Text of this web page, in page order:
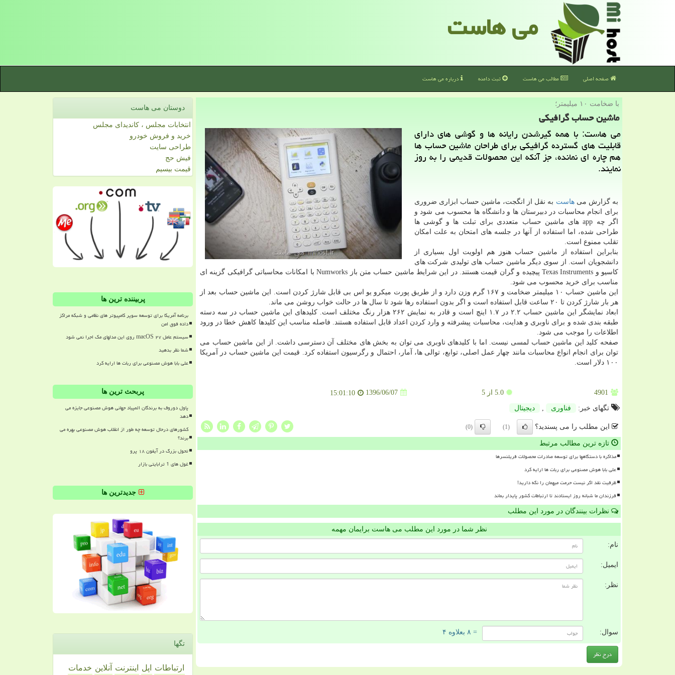
می هاست
صفحه اصلی مطالب می هاست ثبت دامنه درباره می هاست
با ضخامت ۱۰ میلیمتر؛
ماشین حساب گرافیكی
می هاست: با همه گیرشدن رایانه ها و گوشی های دارای
قابلیت های گسترده گرافیكی برای طراحان ماشین حساب ها
هم چاره ای نمانده، جز آنكه این محصولات قدیمی را به روز
نمایند.
به گزارش میهاست به نقل از انگجت، ماشین حساب ابزاری ضروری
برای انجام محاسبات در دبیرستان ها و دانشگاه ها محسوب می شود و
اگر چه app های ماشین حساب متعددی برای تبلت ها و گوشی ها
طراحی شده، اما استفاده از آنها در جلسه های امتحان به علت امكان
تقلب ممنوع است.
بنابراین استفاده از ماشین حساب هنوز هم اولویت اول بسیاری از
دانشجویان است. از سوی دیگر ماشین حساب های تولیدی شركت های
كاسیو و Texas Instruments پیچیده و گران قیمت هستند. در این شرایط ماشین حساب متن باز Numworks با امكانات محاسباتی گرافیكی گزینه ای
مناسب برای خرید محسوب می شود.
این ماشین حساب ۱۰ میلیمتر ضخامت و ۱۶۷ گرم وزن دارد و از طریق پورت میكرو یو اس بی قابل شارژ كردن است. این ماشین حساب بعد از
هر بار شارژ كردن تا ۲۰ ساعت قابل استفاده است و اگر بدون استفاده رها شود تا سال ها در حالت خواب روشن می ماند.
ابعاد نمایشگر این ماشین حساب ۲.۲ در ۱.۷ اینچ است و قادر به نمایش ۲۶۲ هزار رنگ مختلف است. كلیدهای این ماشین حساب در سه دسته
طبقه بندی شده و برای ناوبری و هدایت، محاسبات پیشرفته و وارد كردن اعداد قابل استفاده هستند. فاصله مناسب این كلیدها كاهش خطا در ورود
اطلاعات را موجب می شود.
صفحه كلید این ماشین حساب لمسی نیست. اما با كلیدهای ناوبری می توان به بخش های مختلف آن دسترسی داشت. از این ماشین حساب می
توان برای انجام انواع محاسبات مانند چهار عمل اصلی، توابع، توالی ها، آمار، احتمال و رگرسیون استفاده كرد. قیمت این ماشین حساب در آمریكا
۱۰۰ دلار است.
4901
5.0از 5 1396/06/07
15:01:10
تگهای خبر:
فناوری دیجیتال
این مطلب را می پسندید؟ (1)
(0)
تازه ترین مطالب مرتبط
مذاکره با دستگاهها برای توسعه صادرات محصولات فریلنسرها
علی بابا هوش مصنوعی برای ربات ها ارایه کرد
ظرفیت نقد اگر نیست حرمت میهمان را نگه دارید!
فرزندان ما شبانه روز ایستادند تا ارتباطات کشور پایدار بماند
نظرات بینندگان در مورد این مطلب
نظر شما در مورد این مطلب می هاست برایمان مهمه
نام:
ایمیل:
نظر:
سوال: = ۸ بعلاوه ۴
دوستان می هاست
انتخابات مجلس ، کاندیدای مجلس
خرید و فروش خودرو
طراحی سایت
فیش حج
قیمت بیسیم
پربیننده ترین ها
برنامه آمریکا برای توسعه سوپر کامپیوتر های نظامی و شبکه مراکز
داده فوق امن
سیستم عامل macOS ۲۷ روی این مدلهای مک اجرا نمی شود
شما نظر بدهید
علی بابا هوش مصنوعی برای ربات ها ارایه کرد
پربحث ترین ها
پاول دوروف به برندگان المپیاد جهانی هوش مصنوعی جایزه می
دهد
کشورهای درحال توسعه چه طور از انقلاب هوش مصنوعی بهره می
برند؟
تحول بزرگ در آیفون ۱۸ پرو
غول های 1 ترابایتی بازار
جدیدترین ها
تگها
ارتباطات اپل اینترنت آنلاین خدمات